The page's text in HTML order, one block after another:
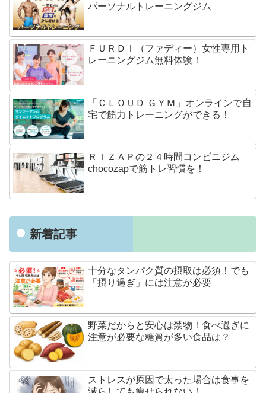
パーソナルトレーニングジム
ＦＵＲＤＩ（ファディー）女性専用ト
レーニングジム無料体験！
「ＣＬＯＵＤ ＧＹＭ」オンラインで自
宅で筋力トレーニングができる！
ＲＩＺＡＰの２４時間コンビニジム
chocozapで筋トレ習慣を！
新着記事
十分なタンパク質の摂取は必須！でも
「摂り過ぎ」には注意が必要
野菜だからと安心は禁物！食べ過ぎに
注意が必要な糖質が多い食品は？
ストレスが原因で太った場合は食事を